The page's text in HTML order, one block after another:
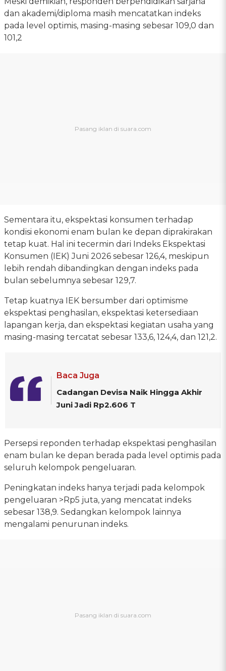
dan akademi/diploma masih mencatatkan indeks
pada level optimis, masing-masing sebesar 109,0 dan
101,2
Sementara itu, ekspektasi konsumen terhadap
kondisi ekonomi enam bulan ke depan diprakirakan
tetap kuat. Hal ini tecermin dari Indeks Ekspektasi
Konsumen (IEK) Juni 2026 sebesar 126,4, meskipun
lebih rendah dibandingkan dengan indeks pada
bulan sebelumnya sebesar 129,7.
Tetap kuatnya IEK bersumber dari optimisme
ekspektasi penghasilan, ekspektasi ketersediaan
lapangan kerja, dan ekspektasi kegiatan usaha yang
masing-masing tercatat sebesar 133,6, 124,4, dan 121,2.
Baca Juga
Cadangan Devisa Naik Hingga Akhir
Juni Jadi Rp2.606 T
Persepsi reponden terhadap ekspektasi penghasilan
enam bulan ke depan berada pada level optimis pada
seluruh kelompok pengeluaran.
Peningkatan indeks hanya terjadi pada kelompok
pengeluaran >Rp5 juta, yang mencatat indeks
sebesar 138,9. Sedangkan kelompok lainnya
mengalami penurunan indeks.